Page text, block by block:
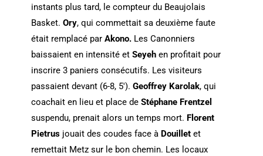
instants plus tard, le compteur du Beaujolais
Basket. Ory, qui commettait sa deuxième faute
était remplacé par Akono.Les Canonniers
baissaient en intensité et Seyehen profitait pour
inscrire 3 paniers consécutifs. Les visiteurs
passaient devant (6-8, 5′). Geoffrey Karolak, qui
coachait en lieu et place de Stéphane Frentzel
suspendu, prenait alors un temps mort. Florent
Pietrus jouait des coudes face àDouilletet
remettait Metz sur le bon chemin. Les locaux